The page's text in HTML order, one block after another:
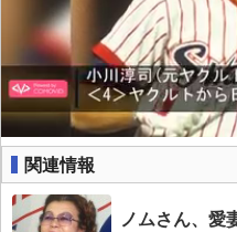
関連情報
ノムさん、愛